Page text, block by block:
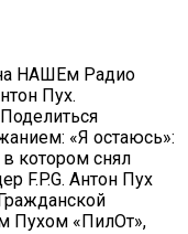
НАШЕм Радио
Пух.
«Я остаюсь»:
котором снял
F.P.G. Антон Пух
Пухом «ПилОт»,